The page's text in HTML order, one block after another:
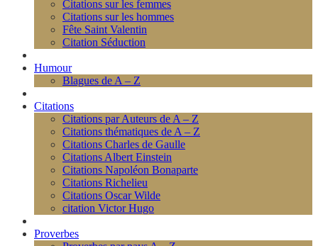
Citations sur les femmes
Citations sur les hommes
Fête Saint Valentin
Citation Séduction
Humour
Blagues de A – Z
Citations
Citations par Auteurs de A – Z
Citations thématiques de A – Z
Citations Charles de Gaulle
Citations Albert Einstein
Citations Napoléon Bonaparte
Citations Richelieu
Citations Oscar Wilde
citation Victor Hugo
Proverbes